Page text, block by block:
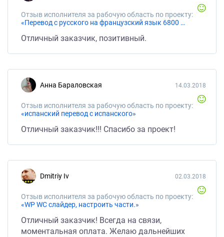
Отзыв исполнителя за рабочую область по проекту:
«Перевод с русского на французский язык 6800 знаков с пробелами, около медицинская тематика.»
Отличный заказчик, позитивный.
Анна Бараловская
Отзыв исполнителя за рабочую область по проекту:
«испанский перевод с испанского»
14.03.2018
Отличный заказчик!!! Спасибо за проект!
Dmitriy Iv
Отзыв исполнителя за рабочую область по проекту:
«WP WC слайдер, настроить части.»
02.03.2018
Отличный заказчик! Всегда на связи,
моментальная оплата. Желаю дальнейших